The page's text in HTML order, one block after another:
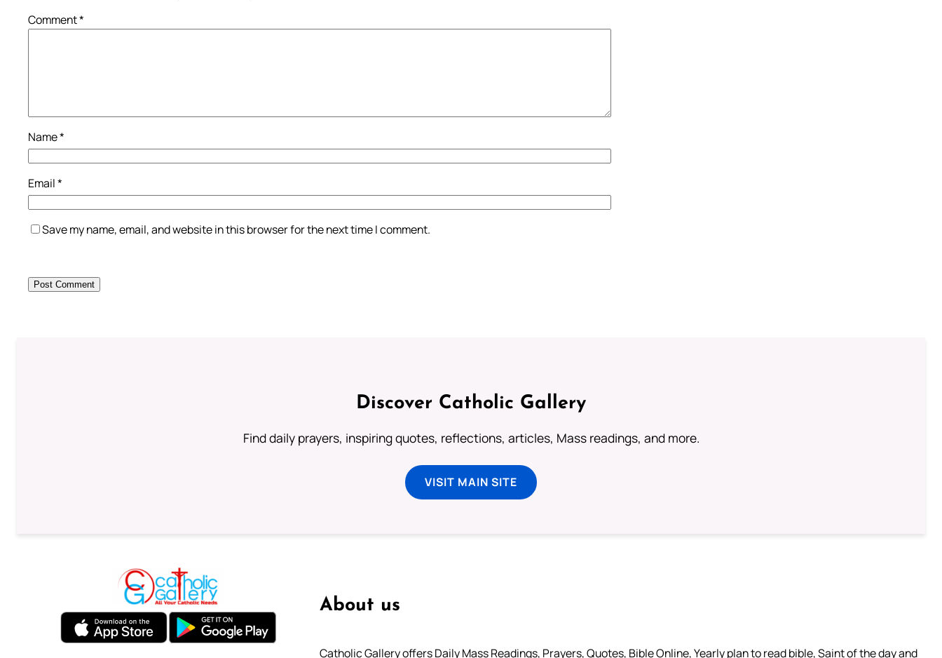
Comment*
Name*
Email*
Save my name, email, and website in this browser for the next time I comment.
Discover Catholic Gallery
Find daily prayers, inspiring quotes, reflections, articles, Mass readings, and more.
VISIT MAIN SITE
About us
Catholic Gallery offers Daily Mass Readings, Prayers, Quotes, Bible Online, Yearly plan to read bible, Saint of the day and